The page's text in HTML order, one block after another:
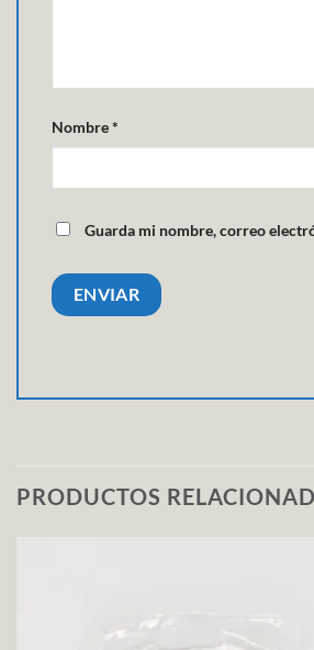
Nombre*
Guarda mi nombre, correo
PRODUCTOS